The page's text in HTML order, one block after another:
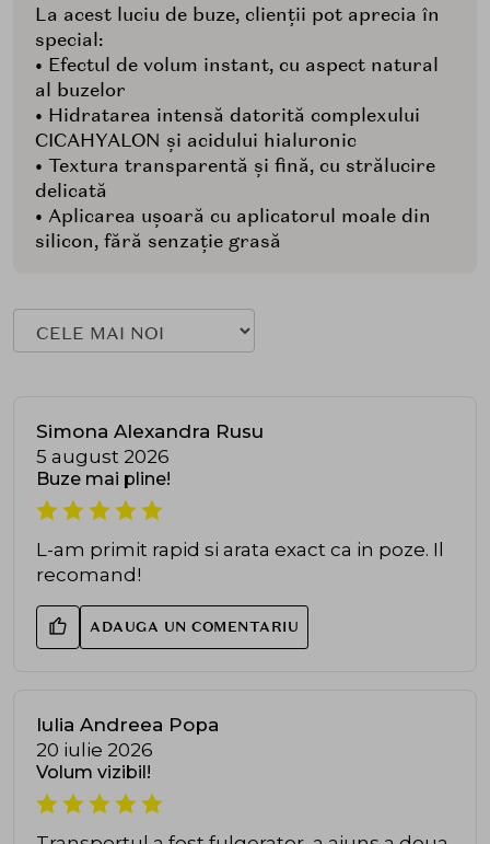
La acest luciu de buze, clienții pot aprecia în
special:
• Efectul de volum instant, cu aspect natural
al buzelor
• Hidratarea intensă datorită complexului
CICAHYALON și acidului hialuronic
• Textura transparentă și fină, cu strălucire
delicată
• Aplicarea ușoară cu aplicatorul moale din
silicon, fără senzație grasă
Simona Alexandra Rusu
5 august 2026
Buze mai pline!
L-am primit rapid si arata exact ca in poze. Il
recomand!
ADAUGA UN COMENTARIU
Iulia Andreea Popa
20 iulie 2026
Volum vizibil!